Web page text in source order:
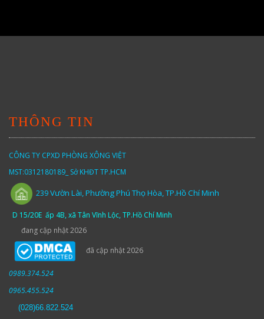
THÔNG TIN
CÔNG TY CPXD PHÒNG XÔNG VIỆT
MST:0312180189_ Sở KHĐT TP.HCM
239Vườn Lài,Phường Phú Thọ Hòa, TP.Hồ Chí Minh
D 15/20E ấp 4B, xã Tân Vĩnh Lộc, TP.Hồ Chí Minh
đang cập nhật 2026
đã cập nhật 2026
0989.374.524
0965.455.524
(028)66.822.524